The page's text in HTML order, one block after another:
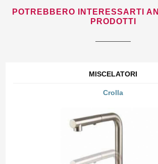
POTREBBERO INTERESSARTI
PRODOTTI
MISCELATORI
Crolla